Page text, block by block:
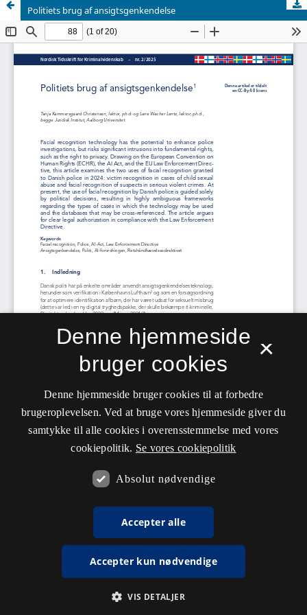
Politiets brug af ansigtsgenkendelse
×
Denne hjemmeside
bruger cookies
Denne hjemmeside bruger cookies til at forbedre
brugeroplevelsen. Ved at bruge vores hjemmeside giver du
samtykke til alle cookies i overensstemmelse med vores
cookiepolitik. Se vores cookiepolitik
Absolut nødvendige
Accepter alle
Accepter kun nødvendige
VIS DETALJER